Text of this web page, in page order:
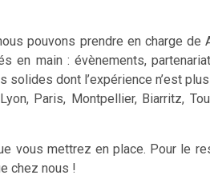
pouvons prendre en charge de
en main : évènements,
dont l’expérience n’est
Paris, Montpellier, Biarritz,
vous mettrez en place. Pour le
chez nous !